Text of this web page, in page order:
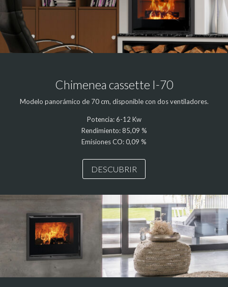
Chimenea cassette I-70
Modelo panorámico de 70 cm, disponible con dos ventiladores.
Potencia: 6-12 Kw
Rendimiento: 85,09 %
Emisiones CO: 0,09 %
DESCUBRIR